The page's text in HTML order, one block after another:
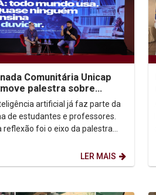
Comunitária Unicap
palestra sobre
com uso de IA
artificial já faz parte da
de estudantes e professores.
reflexão foi o eixo da palestra
LER MAIS